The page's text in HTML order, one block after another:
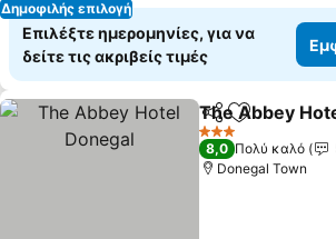
Δημοφιλής επιλογή
Επιλέξτε ημερομηνίες, για να
δείτε τις ακριβείς τιμές
Κοινοποίηση
Προσθήκη
The Abbey
3 Αστέρια
8,0 Πολύ καλό
Donegal Town